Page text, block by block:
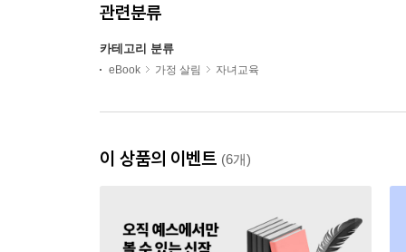
관련분류
카테고리 분류
eBook 가정 살림 자녀교육
이 상품의 이벤트 (6개)